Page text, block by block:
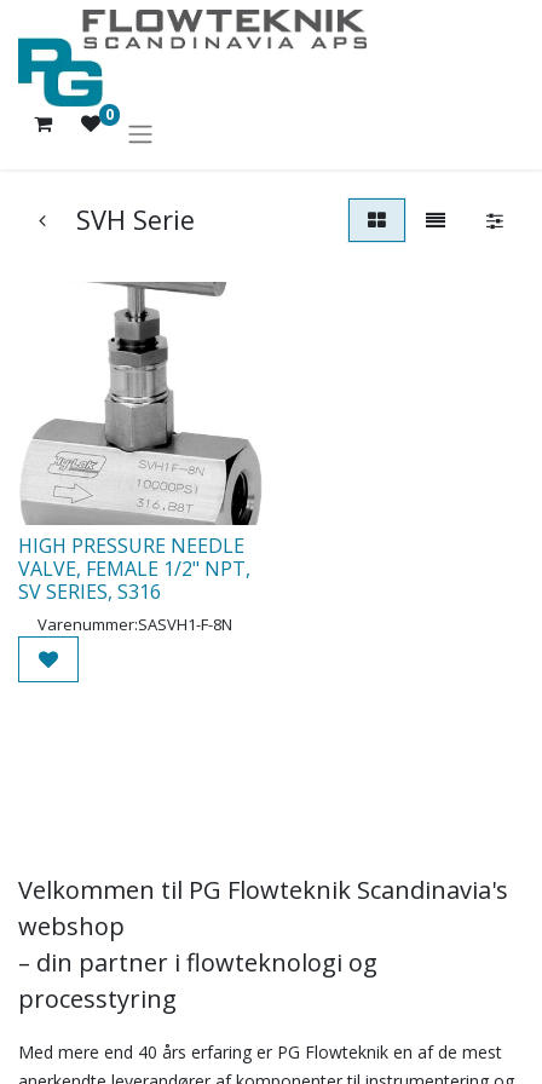
0
SVH Serie
HIGH PRESSURE NEEDLE
VALVE, FEMALE 1/2" NPT,
SV SERIES, S316
Varenummer:SASVH1-F-8N
Velkommen til PG Flowteknik Scandinavia's
webshop
– din partner i flowteknologi og
processtyring
Med mere end 40 års erfaring er PG Flowteknik en af de mest